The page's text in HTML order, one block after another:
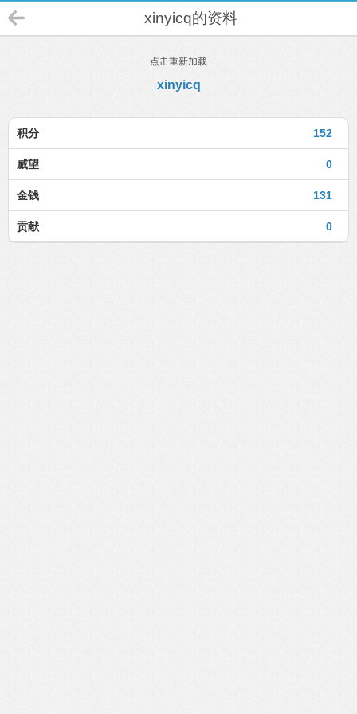
xinyicq的资料
点击重新加载
xinyicq
152
积分
0
威望
131
金钱
0
贡献